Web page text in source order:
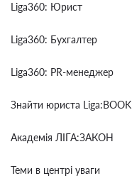
Liga360: Юрист
Liga360: Бухгалтер
Liga360: PR-менеджер
Знайти юриста Liga:BOOK
Академія ЛІГА:ЗАКОН
Теми в центрі уваги